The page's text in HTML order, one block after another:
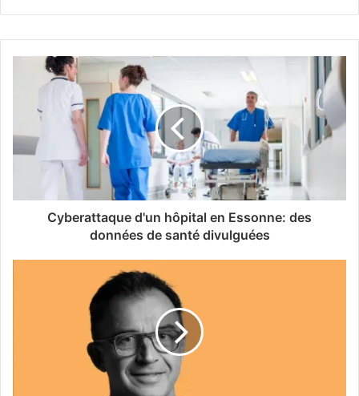
Cyberattaque d'un hôpital en Essonne: des
données de santé divulguées